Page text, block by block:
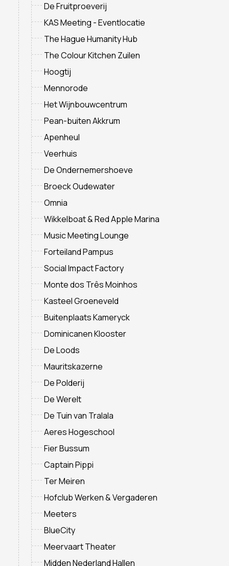
De Fruitproeverij
KAS Meeting - Eventlocatie
The Hague Humanity Hub
The Colour Kitchen Zuilen
Hoogtij
Mennorode
Het Wijnbouwcentrum
Pean-buiten Akkrum
Apenheul
Veerhuis
De Ondernemershoeve
Broeck Oudewater
Omnia
Wikkelboat & Red Apple Marina
Music Meeting Lounge
Forteiland Pampus
Social Impact Factory
Monte dos Três Moinhos
Kasteel Groeneveld
Buitenplaats Kameryck
Dominicanen Klooster
De Loods
Mauritskazerne
De Polderij
De Werelt
De Tuin van Tralala
Aeres Hogeschool
Fier Bussum
Captain Pippi
Ter Meiren
Hofclub Werken & Vergaderen
Meeters
BlueCity
Meervaart Theater
Midden Nederland Hallen